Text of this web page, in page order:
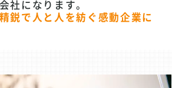
社になります。
精鋭で人と人を紡ぐ感動企業に